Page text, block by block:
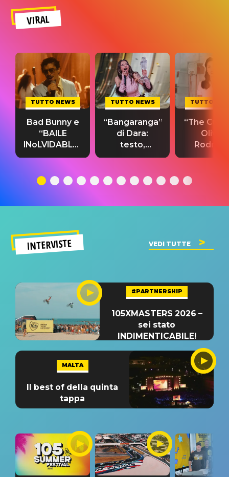
VIRAL
TUTTO NEWS
Bad Bunny e
“BAILE
INoLVIDABLE”:
testo,
significato
TUTTO NEWS
“Bangaranga”
di Dara:
testo,
traduzione e
del singolo
TUTTO
“The
Olivia
testo,
INTERVISTE VEDI TUTTE
#PARTNERSHIP
105XMASTERS 2026 –
sei stato
INDIMENTICABILE!
MALTA
Il best of della quinta
tappa